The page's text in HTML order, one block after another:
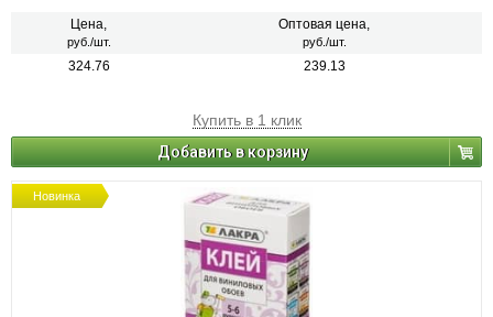
Цена,
руб./шт.
Оптовая цена,
руб./шт.
324.76 239.13
Купить в 1 клик
Добавить в корзину
Новинка